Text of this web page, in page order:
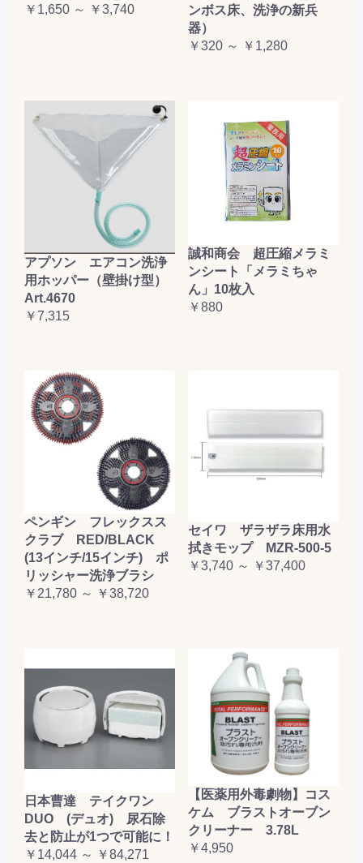
￥1,650 ～ ￥3,740
ンボス床、洗浄の新兵
器）
￥320 ～ ￥1,280
アプソン エアコン洗浄
用ホッパー（壁掛け型）
Art.4670
￥7,315
誠和商会 超圧縮メラミ
ンシート「メラミちゃ
ん」10枚入
￥880
ペンギン フレックスス
クラブ RED/BLACK
(13インチ/15インチ) ポ
リッシャー洗浄ブラシ
￥21,780 ～ ￥38,720
セイワ ザラザラ床用水
拭きモップ MZR-500-5
￥3,740 ～ ￥37,400
日本曹達 テイクワン
DUO (デュオ) 尿石除
去と防止が1つで可能に！
￥14,044 ～ ￥84,271
【医薬用外毒劇物】コス
ケム ブラストオーブン
クリーナー 3.78L
￥4,950